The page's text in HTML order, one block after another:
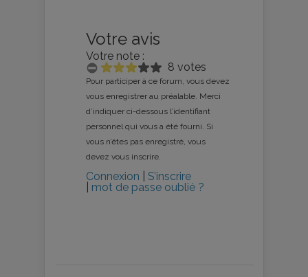
Votre avis
Votre note :
8 votes
Pour participer à ce forum, vous devez
vous enregistrer au préalable. Merci
d’indiquer ci-dessous l’identifiant
personnel qui vous a été fourni. Si
vous n’êtes pas enregistré, vous
devez vous inscrire.
Connexion
S’inscrire
mot de passe oublié ?